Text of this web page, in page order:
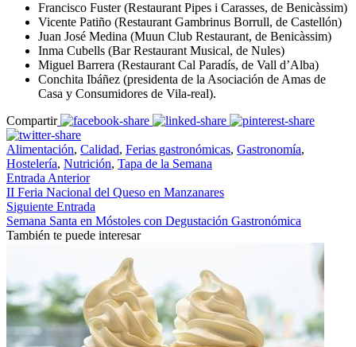
Francisco Fuster (Restaurant Pipes i Carasses, de Benicàssim)
Vicente Patiño (Restaurant Gambrinus Borrull, de Castellón)
Juan José Medina (Muun Club Restaurant, de Benicàssim)
Inma Cubells (Bar Restaurant Musical, de Nules)
Miguel Barrera (Restaurant Cal Paradís, de Vall d’Alba)
Conchita Ibáñez (presidenta de la Asociación de Amas de
Casa y Consumidores de Vila-real).
Compartir
Alimentación, Calidad, Ferias gastronómicas, Gastronomía,
Hostelería, Nutrición, Tapa de la Semana
Entrada Anterior
II Feria Nacional del Queso en Manzanares
Siguiente Entrada
Semana Santa en Móstoles con Degustación Gastronómica
También te puede interesar